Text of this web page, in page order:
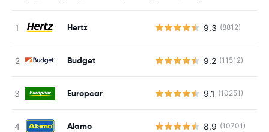
Hertz 9.3 (8812)
Budget 9.2 (11512)
Europcar 9.1 (10251)
Alamo 8.9 (10701)